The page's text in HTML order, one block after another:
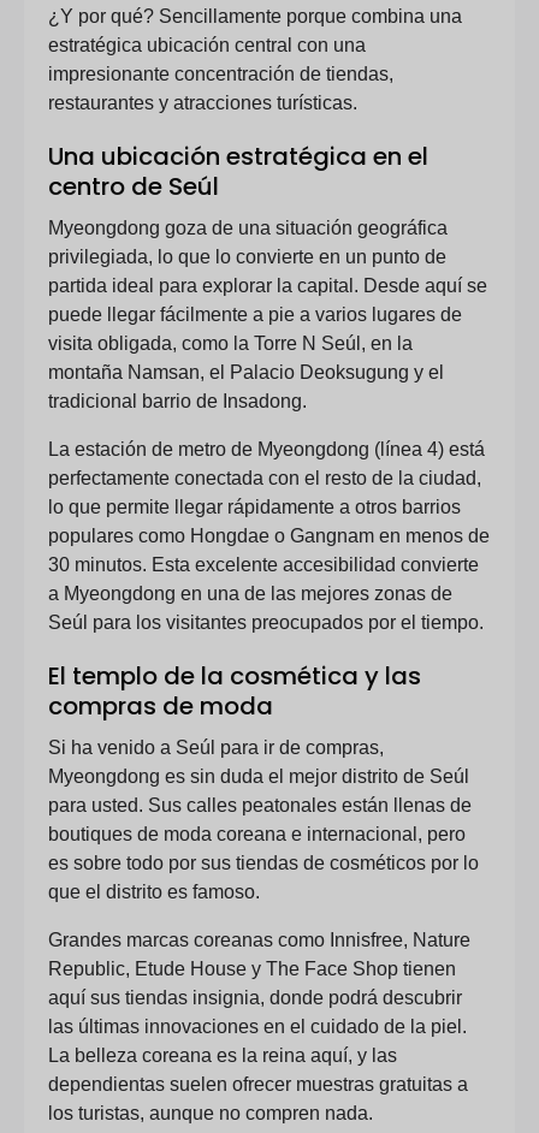
¿Y por qué? Sencillamente porque combina una
estratégica ubicación central con una
impresionante concentración de tiendas,
restaurantes y atracciones turísticas.
Una ubicación estratégica en el
centro de Seúl
Myeongdong goza de una situación geográfica
privilegiada, lo que lo convierte en un punto de
partida ideal para explorar la capital. Desde aquí se
puede llegar fácilmente a pie a varios lugares de
visita obligada, como la Torre N Seúl, en la
montaña Namsan, el Palacio Deoksugung y el
tradicional barrio de Insadong.
La estación de metro de Myeongdong (línea 4) está
perfectamente conectada con el resto de la ciudad,
lo que permite llegar rápidamente a otros barrios
populares como Hongdae o Gangnam en menos de
30 minutos. Esta excelente accesibilidad convierte
a Myeongdong en una de las mejores zonas de
Seúl para los visitantes preocupados por el tiempo.
El templo de la cosmética y las
compras de moda
Si ha venido a Seúl para ir de compras,
Myeongdong es sin duda el mejor distrito de Seúl
para usted. Sus calles peatonales están llenas de
boutiques de moda coreana e internacional, pero
es sobre todo por sus tiendas de cosméticos por lo
que el distrito es famoso.
Grandes marcas coreanas como Innisfree, Nature
Republic, Etude House y The Face Shop tienen
aquí sus tiendas insignia, donde podrá descubrir
las últimas innovaciones en el cuidado de la piel.
La belleza coreana es la reina aquí, y las
dependientas suelen ofrecer muestras gratuitas a
los turistas, aunque no compren nada.